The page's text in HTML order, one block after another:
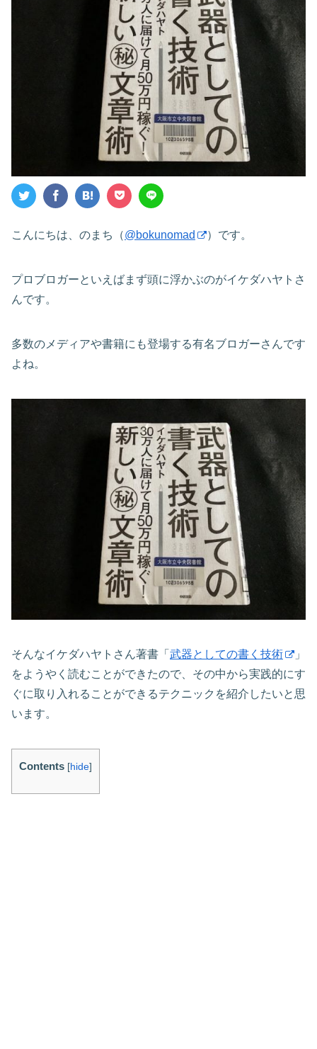
こんにちは、のまち（@bokunomad ）です。
プロブロガーといえばまず頭に浮かぶのがイケダハヤトさ
んです。
多数のメディアや書籍にも登場する有名ブロガーさんです
よね。
そんなイケダハヤトさん著書「 武器としての書く技術
」
をようやく読むことができたので、その中から実践的にす
ぐに取り入れることができるテクニックを紹介したいと思
います。
Contents [hide]